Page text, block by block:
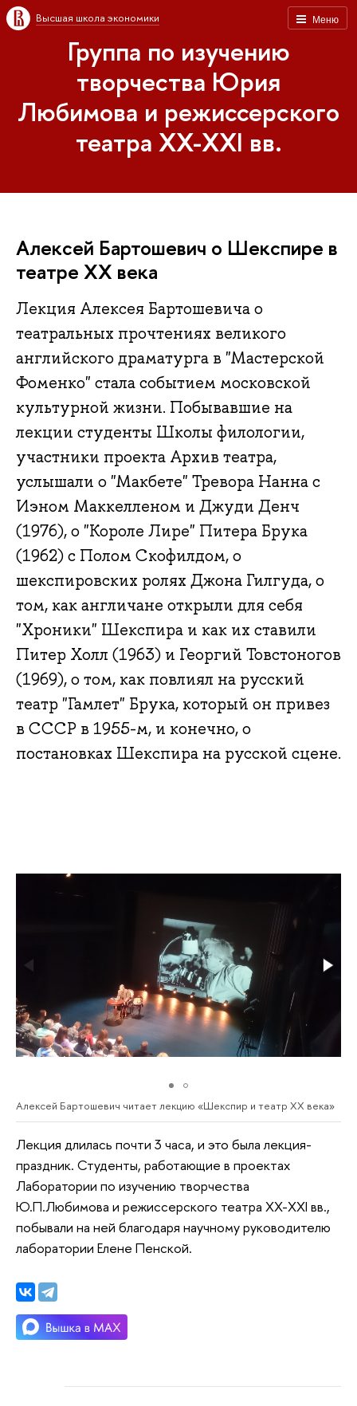
Меню
Высшая школа экономики
Группа по изучению
творчества Юрия
Любимова и режиссерского
театра XX-XXI вв.
Алексей Бартошевич о Шекспире в
театре XX века
Лекция Алексея Бартошевича о
театральных прочтениях великого
английского драматурга в "Мастерской
Фоменко" стала событием московской
культурной жизни. Побывавшие на
лекции студенты Школы филологии,
участники проекта Архив театра,
услышали о "Макбете" Тревора Нанна с
Иэном Маккелленом и Джуди Денч
(1976), о "Короле Лире" Питера Брука
(1962) с Полом Скофилдом, о
шекспировских ролях Джона Гилгуда, о
том, как англичане открыли для себя
"Хроники" Шекспира и как их ставили
Питер Холл (1963) и Георгий Товстоногов
(1969), о том, как повлиял на русский
театр "Гамлет" Брука, который он привез
в СССР в 1955-м, и конечно, о
постановках Шекспира на русской сцене.
Алексей Бартошевич читает лекцию «Шекспир и театр XX века»
Лекция длилась почти 3 часа, и это была лекция-
праздник. Студенты, работающие в проектах
Лаборатории по изучению творчества
Ю.П.Любимова и режиссерского театра XX-XXI вв.,
побывали на ней благодаря научному руководителю
лаборатории Елене Пенской.